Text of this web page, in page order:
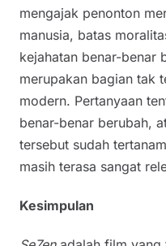
mengajak penonton
manusia, batas
kejahatan benar-benar
merupakan bagian tak
modern. Pertanyaan
benar-benar berubah,
tersebut sudah
masih terasa sangat
Kesimpulan